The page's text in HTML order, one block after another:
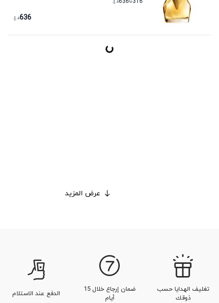
636د.إ.
عرض المزيد
تغليف الهدايا حسب
ذوقك
ضمان إرجاع خلال 15
أيام
الدفع عند الاستلام